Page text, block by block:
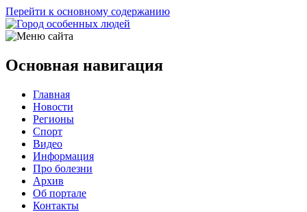
Перейти к основному содержанию
Основная навигация
Главная
Новости
Регионы
Спорт
Видео
Информация
Про болезни
Архив
Об портале
Контакты